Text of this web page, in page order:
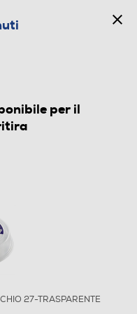
per il
27-TRASPARENTE